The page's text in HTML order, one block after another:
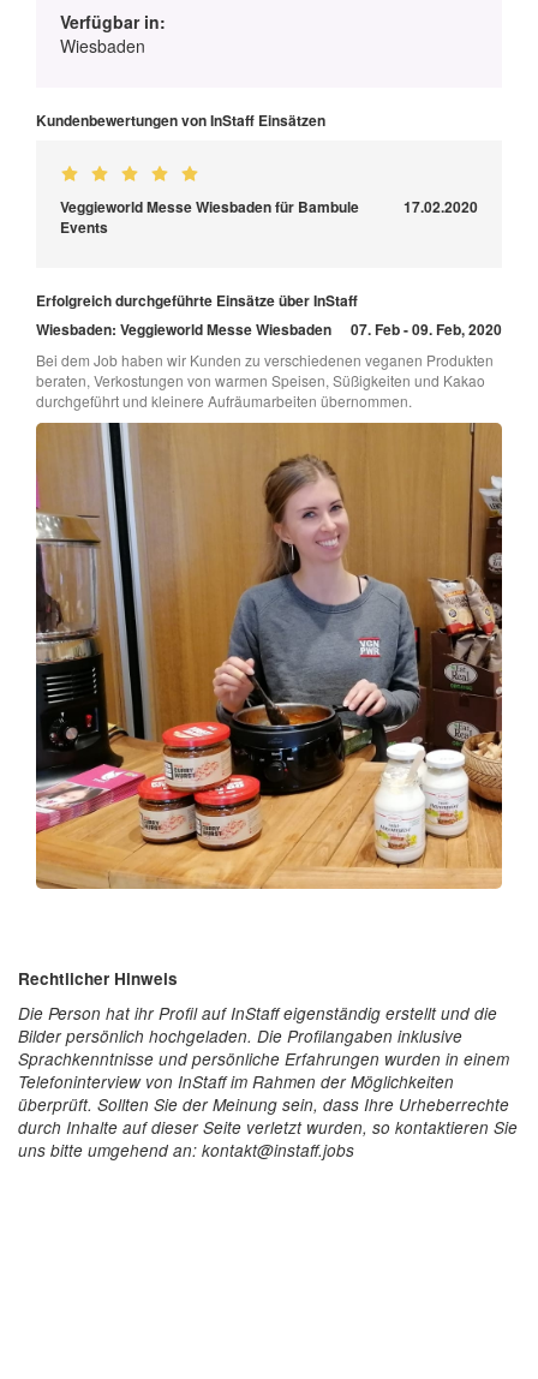
Verfügbar in:
Wiesbaden
Kundenbewertungen von InStaff Einsätzen
Veggieworld Messe Wiesbaden für Bambule
Events
17.02.2020
Erfolgreich durchgeführte Einsätze über InStaff
Wiesbaden: Veggieworld Messe Wiesbaden
07. Feb - 09. Feb, 2020
Bei dem Job haben wir Kunden zu verschiedenen veganen Produkten
beraten, Verkostungen von warmen Speisen, Süßigkeiten und Kakao
durchgeführt und kleinere Aufräumarbeiten übernommen.
Rechtlicher Hinweis
Die Person hat ihr Profil auf InStaff eigenständig erstellt und die
Bilder persönlich hochgeladen. Die Profilangaben inklusive
Sprachkenntnisse und persönliche Erfahrungen wurden in einem
Telefoninterview von InStaff im Rahmen der Möglichkeiten
überprüft. Sollten Sie der Meinung sein, dass Ihre Urheberrechte
durch Inhalte auf dieser Seite verletzt wurden, so kontaktieren Sie
uns bitte umgehend an: kontakt@instaff.jobs